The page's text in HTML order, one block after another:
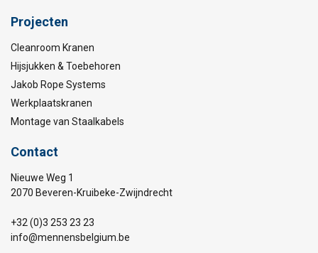
Projecten
Cleanroom Kranen
Hijsjukken & Toebehoren
Jakob Rope Systems
Werkplaatskranen
Montage van Staalkabels
Contact
Nieuwe Weg 1
2070 Beveren-Kruibeke-Zwijndrecht
+32 (0)3 253 23 23
info@mennensbelgium.be